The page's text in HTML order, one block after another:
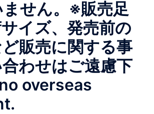
せん。※販売足
イズ、発売前の
販売に関する事
わせはご遠慮下
overseas